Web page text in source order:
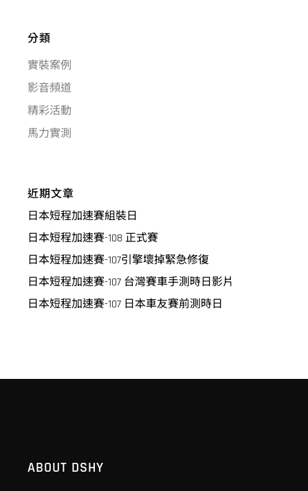
分類
實裝案例
影音頻道
精彩活動
馬力實測
近期文章
日本短程加速賽組裝日
日本短程加速賽-108 正式賽
日本短程加速賽-107引擎壞掉緊急修復
日本短程加速賽-107 台灣賽車手測時日影片
日本短程加速賽-107 日本車友賽前測時日
ABOUT DSHY